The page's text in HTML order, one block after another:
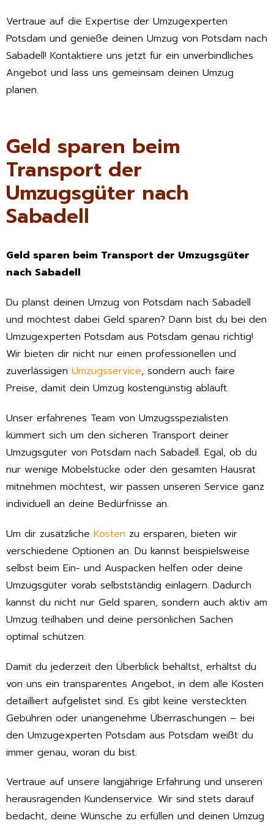
Vertraue auf die Expertise der Umzugexperten
Potsdam und genieße deinen Umzug von Potsdam nach
Sabadell! Kontaktiere uns jetzt für ein unverbindliches
Angebot und lass uns gemeinsam deinen Umzug
planen.
Geld sparen beim
Transport der
Umzugsgüter nach
Sabadell
Geld sparen beim Transport der Umzugsgüter
nach Sabadell
Du planst deinen Umzug von Potsdam nach Sabadell
und möchtest dabei Geld sparen? Dann bist du bei den
Umzugexperten Potsdam aus Potsdam genau richtig!
Wir bieten dir nicht nur einen professionellen und
zuverlässigen Umzugsservice, sondern auch faire
Preise, damit dein Umzug kostengünstig abläuft.
Unser erfahrenes Team von Umzugsspezialisten
kümmert sich um den sicheren Transport deiner
Umzugsgüter von Potsdam nach Sabadell. Egal, ob du
nur wenige Möbelstücke oder den gesamten Hausrat
mitnehmen möchtest, wir passen unseren Service ganz
individuell an deine Bedürfnisse an.
Um dir zusätzliche Kosten zu ersparen, bieten wir
verschiedene Optionen an. Du kannst beispielsweise
selbst beim Ein- und Auspacken helfen oder deine
Umzugsgüter vorab selbstständig einlagern. Dadurch
kannst du nicht nur Geld sparen, sondern auch aktiv am
Umzug teilhaben und deine persönlichen Sachen
optimal schützen.
Damit du jederzeit den Überblick behältst, erhältst du
von uns ein transparentes Angebot, in dem alle Kosten
detailliert aufgelistet sind. Es gibt keine versteckten
Gebühren oder unangenehme Überraschungen – bei
den Umzugexperten Potsdam aus Potsdam weißt du
immer genau, woran du bist.
Vertraue auf unsere langjährige Erfahrung und unseren
herausragenden Kundenservice. Wir sind stets darauf
bedacht, deine Wünsche zu erfüllen und deinen Umzug